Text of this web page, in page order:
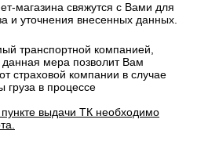
магазина свяжутся с Вами для
и уточнения внесенных данных.
транспортной компанией,
мера позволит Вам
страховой компании в случае
груза в процессе
выдачи ТК необходимо